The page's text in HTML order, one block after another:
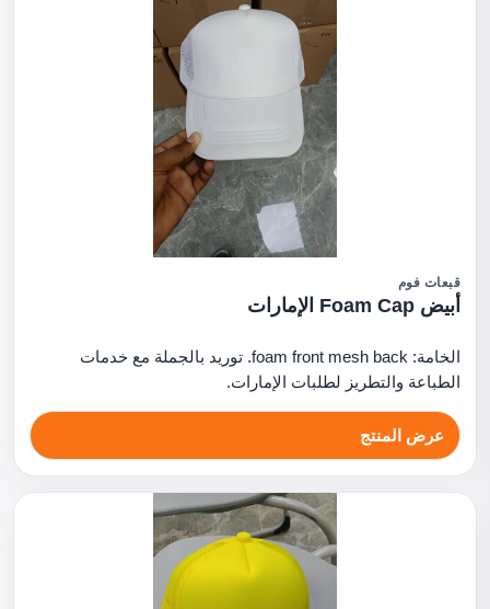
قبعات فوم
أبيض Foam Cap الإمارات
الخامة: foam front mesh back. توريد بالجملة مع خدمات
الطباعة والتطريز لطلبات الإمارات.
عرض المنتج